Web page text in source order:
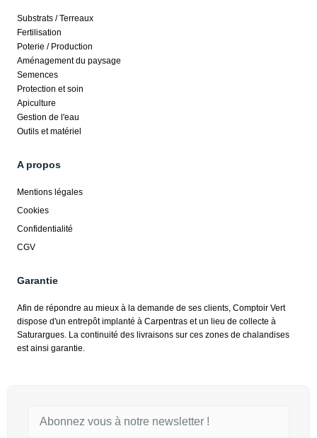
Substrats / Terreaux
Fertilisation
Poterie / Production
Aménagement du paysage
Semences
Protection et soin
Apiculture
Gestion de l'eau
Outils et matériel
A propos
Mentions légales
Cookies
Confidentialité
CGV
Garantie
Afin de répondre au mieux à la demande de ses clients, Comptoir Vert
dispose d'un entrepôt implanté à Carpentras et un lieu de collecte à
Saturargues. La continuité des livraisons sur ces zones de chalandises
est ainsi garantie.